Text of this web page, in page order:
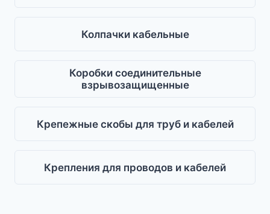
Колпачки кабельные
Коробки соединительные
взрывозащищенные
Крепежные скобы для труб и кабелей
Крепления для проводов и кабелей